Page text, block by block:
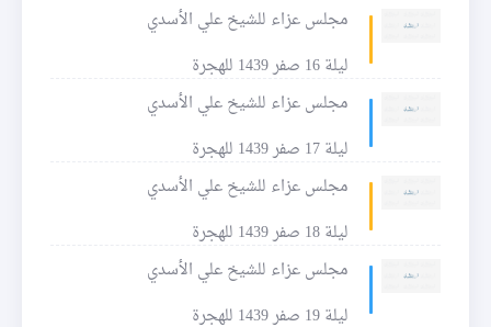
مجلس عزاء للشيخ علي الأسدي
ليلة 16 صفر 1439 للهجرة
مجلس عزاء للشيخ علي الأسدي
ليلة 17 صفر 1439 للهجرة
مجلس عزاء للشيخ علي الأسدي
ليلة 18 صفر 1439 للهجرة
مجلس عزاء للشيخ علي الأسدي
ليلة 19 صفر 1439 للهجرة